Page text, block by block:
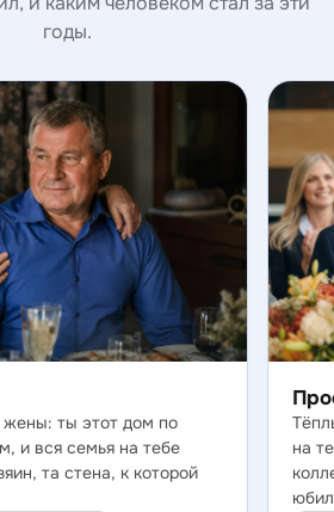
годы.
ты этот дом по
и вся семья на тебе
та стена, к которой
на